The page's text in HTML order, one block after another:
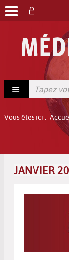
Vous êtes ici :
JANVIER